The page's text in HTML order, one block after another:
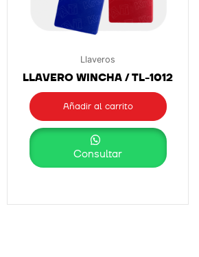
Llaveros
LLAVERO WINCHA / TL-1012
Añadir al carrito
Consultar